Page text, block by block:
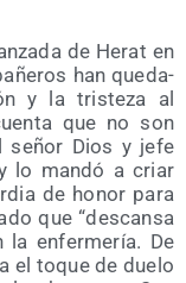
de Herat en
han que­da­
y la tris­te­za al
que no son
señor Dios y jefe
lo man­dó a criar
de honor para
que “des­can­sa
la enfer­me­ría. De
el toque de due­lo